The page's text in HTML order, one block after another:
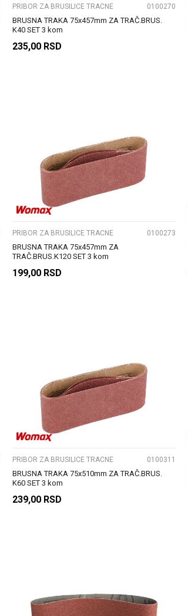
PRIBOR ZA BRUSILICE TRACNE 0100270
BRUSNA TRAKA 75x457mm ZA TRAČ.BRUS.
K40 SET 3 kom
235,00 RSD
UPOREDI
PRIBOR ZA BRUSILICE TRACNE 0100273
BRUSNA TRAKA 75x457mm ZA
TRAČ.BRUS.K120 SET 3 kom
199,00 RSD
UPOREDI
PRIBOR ZA BRUSILICE TRACNE 0100311
BRUSNA TRAKA 75x510mm ZA TRAČ.BRUS.
K60 SET 3 kom
239,00 RSD